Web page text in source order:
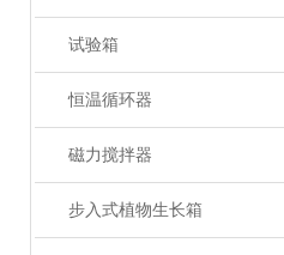
试验箱
恒温循环器
磁力搅拌器
步入式植物生长箱